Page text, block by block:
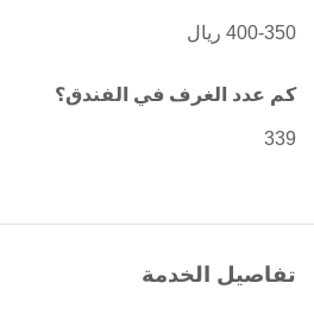
400-350 ريال
كم عدد الغرف في الفندق؟
339
تفاصيل الخدمة